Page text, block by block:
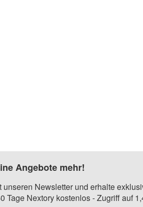
Angebote mehr!
unseren Newsletter und erhalte
Tage Nextory kostenlos - Zugriff auf